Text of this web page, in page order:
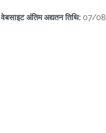
वेबसाइट अंतिम अद्यतन तिथि: 07/